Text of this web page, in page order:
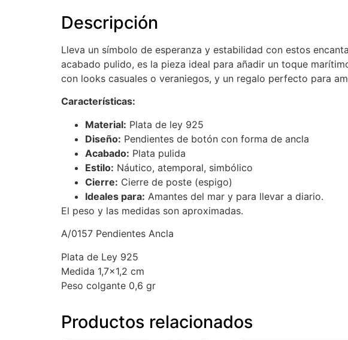
Descripción
Lleva un símbolo de esperanza y estabilidad con estos
acabado pulido, es la pieza ideal para añadir un toque
con looks casuales o veraniegos, y un regalo perfecto para
Características:
Material: Plata de ley 925
Diseño: Pendientes de botón con forma de ancla
Acabado: Plata pulida
Estilo: Náutico, atemporal, simbólico
Cierre: Cierre de poste (espigo)
Ideales para: Amantes del mar y para llevar a diario.
El peso y las medidas son aproximadas.
A/0157 Pendientes Ancla
Plata de Ley 925
Medida 1,7×1,2 cm
Peso colgante 0,6 gr
Productos relacionados